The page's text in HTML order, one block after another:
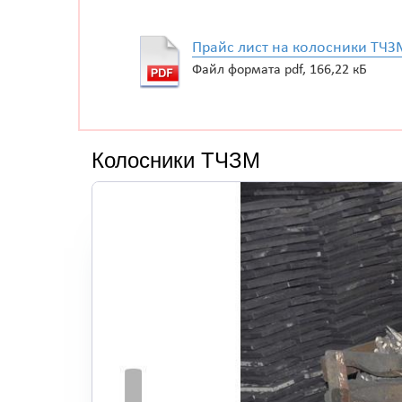
Прайс лист на колосники
Файл формата pdf, 166,22 кБ
Колосники ТЧЗМ